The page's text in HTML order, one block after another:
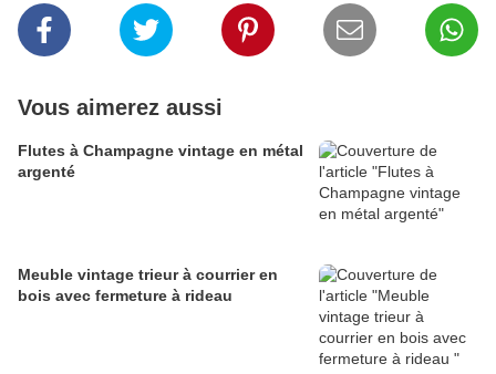
Vous aimerez aussi
Flutes à Champagne vintage en métal
argenté
Meuble vintage trieur à courrier en
bois avec fermeture à rideau